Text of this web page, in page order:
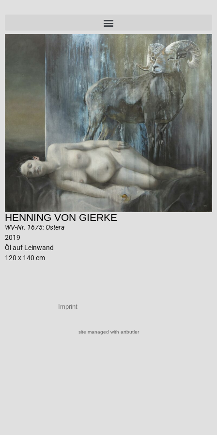
HENNING VON GIERKE
WV-Nr. 1675: Ostera
2019
Öl auf Leinwand
120 x 140 cm
Imprint
site managed with artbutler